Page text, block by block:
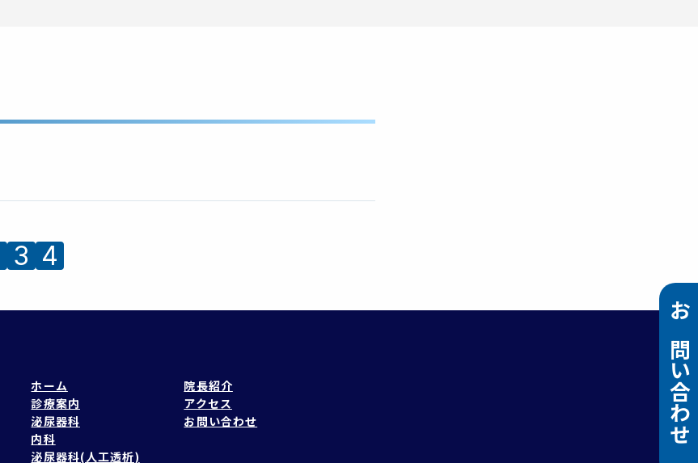
お問い合わせ
3 4
ホーム
診療案内
泌尿器科
内科
泌尿器科(人工透析)
院長紹介
アクセス
お問い合わせ